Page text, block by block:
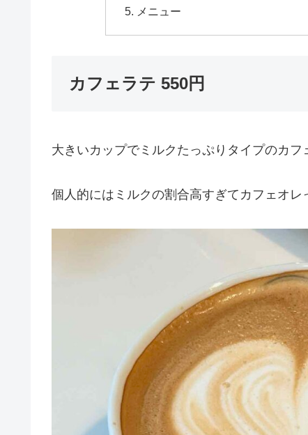
メニュー
カフェラテ 550円
大きいカップでミルクたっぷりタイプのカフ
個人的にはミルクの割合高すぎてカフェオレ